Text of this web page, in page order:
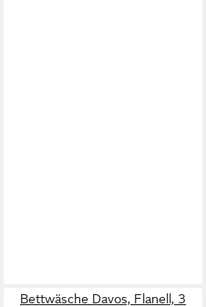
Bettwäsche Davos, Flanell, 3